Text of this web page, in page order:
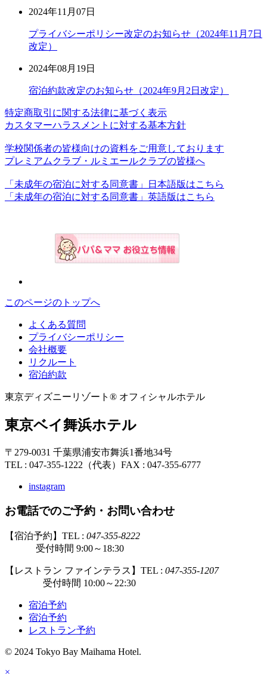
2024年11月07日
プライバシーポリシー改定のお知らせ（2024年11月7日
改定）
2024年08月19日
宿泊約款改定のお知らせ（2024年9月2日改定）
特定商取引に関する法律に基づく表示
カスタマーハラスメントに対する基本方針
学校関係者の皆様向けの資料をご用意しております
プレミアムクラブ・ルミエールクラブの皆様へ
「未成年の宿泊に対する同意書」日本語版はこちら
「未成年の宿泊に対する同意書」英語版はこちら
このページのトップへ
よくある質問
プライバシーポリシー
会社概要
リクルート
宿泊約款
東京ディズニーリゾート® オフィシャルホテル
東京ベイ舞浜ホテル
〒279-0031 千葉県浦安市舞浜1番地34号
TEL : 047-355-1222（代表） FAX : 047-355-6777
instagram
お電話でのご予約・お問い合わせ
【宿泊予約】TEL : 047-355-8222
受付時間 9:00～18:30
【レストラン ファインテラス】TEL : 047-355-1207
受付時間 10:00～22:30
宿泊予約
宿泊予約
レストラン予約
© 2024 Tokyo Bay Maihama Hotel.
×